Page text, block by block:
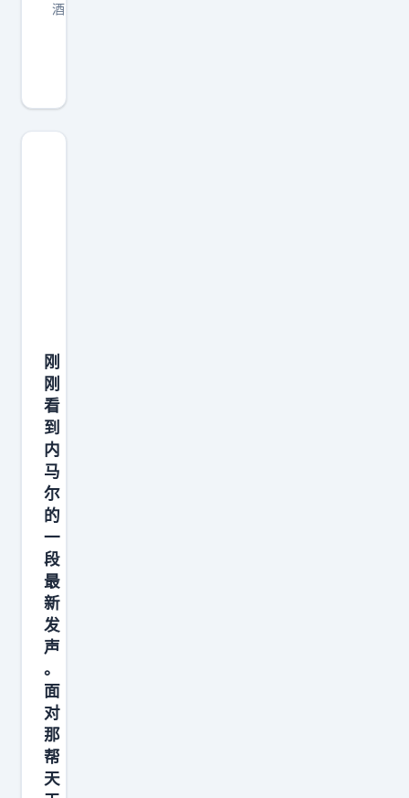
酒
里
，
能
根
本
不
是
大
太
底
下
的
马
路
边
，
而
是
刚
刚
看
到
内
马
尔
的
一
段
最
新
发
声
。
面
对
那
帮
天